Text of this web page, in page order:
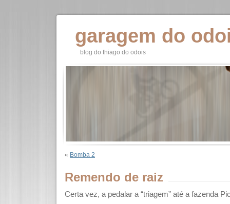
garagem do
blog do thiago do odois
« Bomba 2
Remendo de raiz
Certa vez, a pedalar a “triagem” até a fazenda